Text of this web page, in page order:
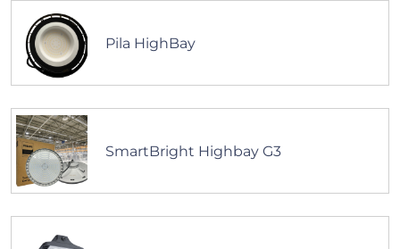
Pila HighBay
SmartBright Highbay G3